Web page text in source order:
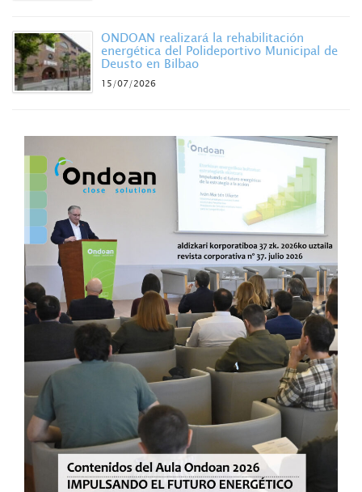
ONDOAN realizará la rehabilitación
energética del Polideportivo Municipal de
Deusto en Bilbao
15/07/2026